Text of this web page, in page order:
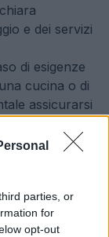
parties, or
for
opt-out
e dei servizi
di esigenze
cucina o di
assicurarsi
una
varie
sarà